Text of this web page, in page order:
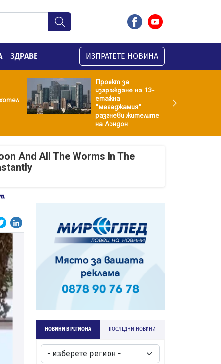
ЗДРАВЕ ИЗПРАТЕТЕ НОВИНА
Проект за
изграждане на 13-
етажна
"мегаджамия"
разгневи жителите
на Лондон
And All The Worms In The
НОВИНИ В РЕГИОНА ПОСЛЕДНИ НОВИНИ